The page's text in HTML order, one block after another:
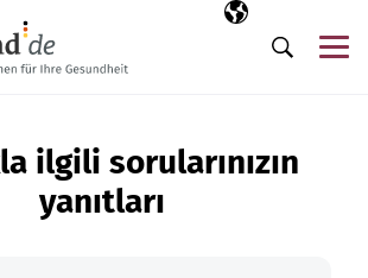
Seçili dil
TR
Arama
ilgili sorularınızın
yanıtları